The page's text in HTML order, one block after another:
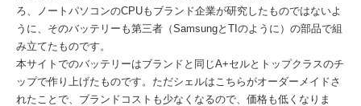
ろ、ノートパソコンのCPUもブランド企業が研究したものではないよ
うに、そのバッテリーも第三者（SamsungとTIのように）の部品で組
み立てたものです。
本サイトでのバッテリーはブランドと同じA+セルとトップクラスのチ
ップで作り上げたものです。ただシェルはこちらがオーダーメイドさ
れたことで、ブランドコストも少なくなるので、価格も低くなりま